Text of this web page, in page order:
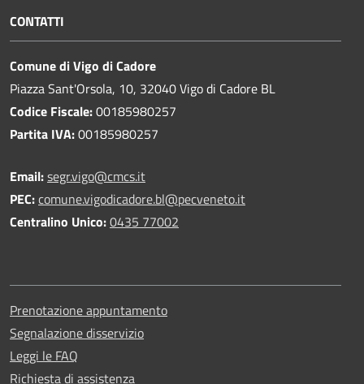
CONTATTI
Comune di Vigo di Cadore
Piazza Sant'Orsola, 10, 32040 Vigo di Cadore BL
Codice Fiscale:00185980257
Partita IVA:00185980257
Email:segr.vigo@cmcs.it
PEC:comune.vigodicadore.bl@pecveneto.it
Centralino Unico:0435 77002
Prenotazione appuntamento
Segnalazione disservizio
Leggi le FAQ
Richiesta di assistenza